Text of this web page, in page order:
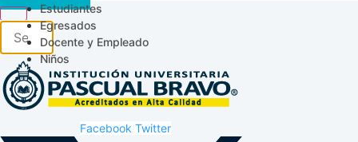
Estudiantes
Egresados
Docente y Empleado
Niños
Facebook Twitter